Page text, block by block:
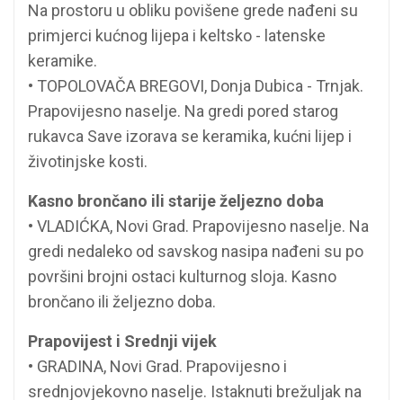
Na prostoru u obliku povišene grede nađeni su
primjerci kućnog lijepa i keltsko - latenske
keramike.
• TOPOLOVAČA BREGOVI, Donja Dubica - Trnjak.
Prapovijesno naselje. Na gredi pored starog
rukavca Save izorava se keramika, kućni lijep i
životinjske kosti.
Kasno brončano ili starije željezno doba
• VLADIĆKA, Novi Grad. Prapovijesno naselje. Na
gredi nedaleko od savskog nasipa nađeni su po
površini brojni ostaci kulturnog sloja. Kasno
brončano ili željezno doba.
Prapovijest i Srednji vijek
• GRADINA, Novi Grad. Prapovijesno i
srednjovjekovno naselje. Istaknuti brežuljak na